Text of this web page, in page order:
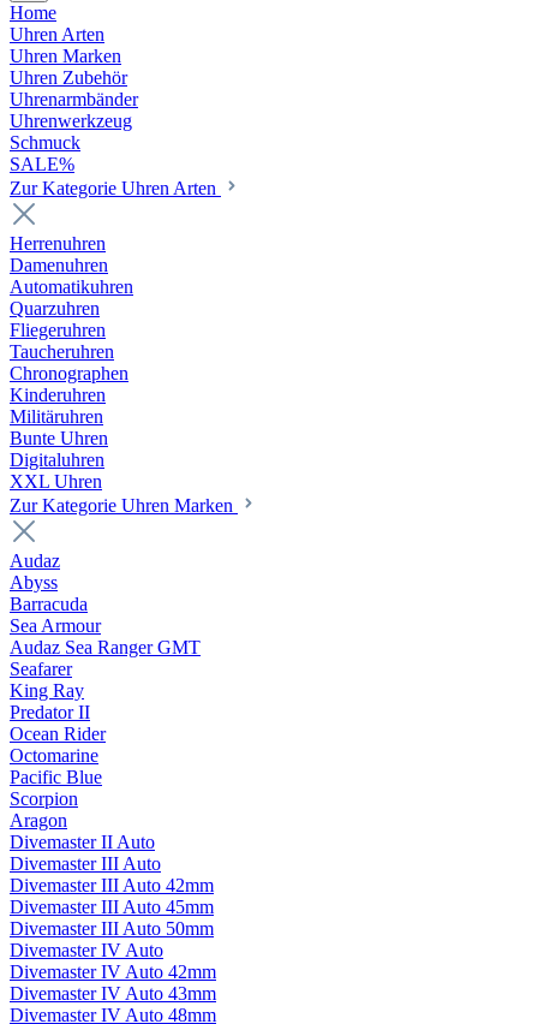
Home
Uhren Arten
Uhren Marken
Uhren Zubehör
Uhrenarmbänder
Uhrenwerkzeug
Schmuck
SALE%
Zur Kategorie Uhren Arten
Herrenuhren
Damenuhren
Automatikuhren
Quarzuhren
Fliegeruhren
Taucheruhren
Chronographen
Kinderuhren
Militäruhren
Bunte Uhren
Digitaluhren
XXL Uhren
Zur Kategorie Uhren Marken
Audaz
Abyss
Barracuda
Sea Armour
Audaz Sea Ranger GMT
Seafarer
King Ray
Predator II
Ocean Rider
Octomarine
Pacific Blue
Scorpion
Aragon
Divemaster II Auto
Divemaster III Auto
Divemaster III Auto 42mm
Divemaster III Auto 45mm
Divemaster III Auto 50mm
Divemaster IV Auto
Divemaster IV Auto 42mm
Divemaster IV Auto 43mm
Divemaster IV Auto 48mm